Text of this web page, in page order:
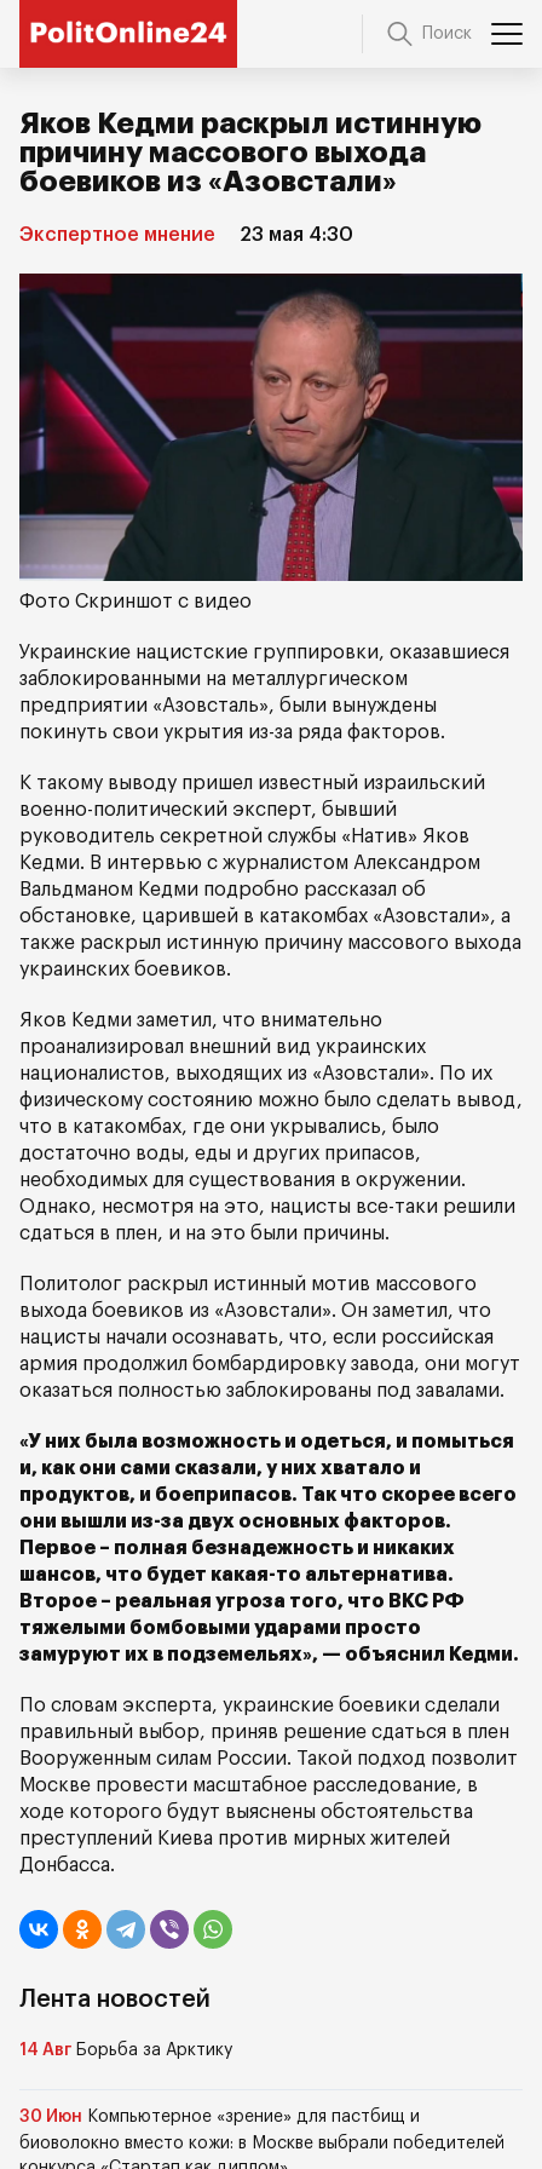
Поиск
Яков Кедми раскрыл истинную
причину массового выхода
боевиков из «Азовстали»
Экспертное мнение 23 мая 4:30
Фото Скриншот с видео
Украинские нацистские группировки, оказавшиеся
заблокированными на металлургическом
предприятии «Азовсталь», были вынуждены
покинуть свои укрытия из-за ряда факторов.
К такому выводу пришел известный израильский
военно-политический эксперт, бывший
руководитель секретной службы «Натив» Яков
Кедми. В интервью с журналистом Александром
Вальдманом Кедми подробно рассказал об
обстановке, царившей в катакомбах «Азовстали», а
также раскрыл истинную причину массового выхода
украинских боевиков.
Яков Кедми заметил, что внимательно
проанализировал внешний вид украинских
националистов, выходящих из «Азовстали». По их
физическому состоянию можно было сделать вывод,
что в катакомбах, где они укрывались, было
достаточно воды, еды и других припасов,
необходимых для существования в окружении.
Однако, несмотря на это, нацисты все-таки решили
сдаться в плен, и на это были причины.
Политолог раскрыл истинный мотив массового
выхода боевиков из «Азовстали». Он заметил, что
нацисты начали осознавать, что, если российская
армия продолжил бомбардировку завода, они могут
оказаться полностью заблокированы под завалами.
«У них была возможность и одеться, и помыться
и, как они сами сказали, у них хватало и
продуктов, и боеприпасов. Так что скорее всего
они вышли из-за двух основных факторов.
Первое – полная безнадежность и никаких
шансов, что будет какая-то альтернатива.
Второе – реальная угроза того, что ВКС РФ
тяжелыми бомбовыми ударами просто
замуруют их в подземельях», — объяснил Кедми.
По словам эксперта, украинские боевики сделали
правильный выбор, приняв решение сдаться в плен
Вооруженным силам России. Такой подход позволит
Москве провести масштабное расследование, в
ходе которого будут выяснены обстоятельства
преступлений Киева против мирных жителей
Донбасса.
Лента новостей
14 Авг Борьба за Арктику
30 Июн Компьютерное «зрение» для пастбищ и
биоволокно вместо кожи: в Москве выбрали победителей